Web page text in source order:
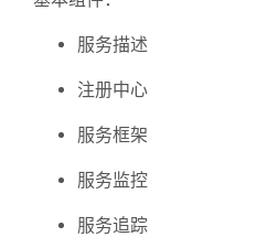
服务描述
注册中心
服务框架
服务监控
服务追踪